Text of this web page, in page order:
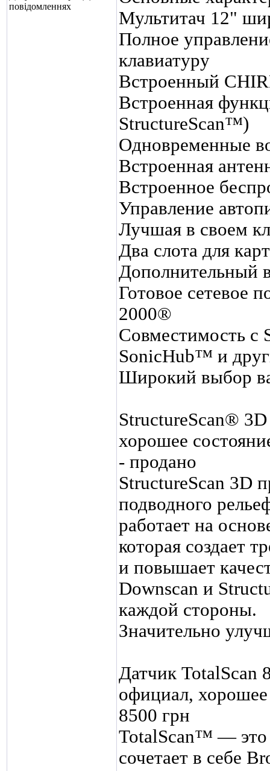
повідомленнях
Мультитач 12"
Полное
клавиатуру
Встроенный
Встроенная
StructureScan™)
Одновременные
Встроенная
Встроенное
Управление
Лучшая в своем
Два слота для
Дополнительный
Готовое сетевое
2000®
Совместимость с
SonicHub™ и
Широкий выбор
StructureScan®
хорошее
- продано
StructureScan 3D
подводного
работает на
которая создает
и повышает
Downscan и
каждой стороны.
Значительно
Датчик TotalScan
официал, хорошее
8500 грн
TotalScan™ — это
сочетает в себе